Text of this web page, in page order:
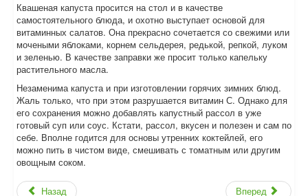
Квашеная капуста просится на стол и в качестве
самостоятельного блюда, и охотно выступает основой для
витаминных салатов. Она прекрасно сочетается со свежими или
мочеными яблоками, корнем сельдерея, редькой, репкой, луком
и зеленью. В качестве заправки же просит только капельку
растительного масла.
Незаменима капуста и при изготовлении горячих зимних блюд.
Жаль только, что при этом разрушается витамин С. Однако для
его сохранения можно добавлять капустный рассол в уже
готовый суп или соус. Кстати, рассол, вкусен и полезен и сам по
себе. Вполне годится для основы утренних коктейлей, его
можно пить в чистом виде, смешивать с томатным или другим
овощным соком.
Назад Вперед